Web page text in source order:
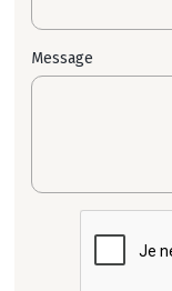
Message